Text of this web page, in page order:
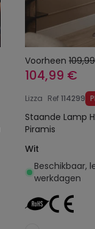
Voorheen
104,99 €
Lizza Ref114299
Staande Lamp
Piramis
Wit
Beschikbaar,
werkdagen